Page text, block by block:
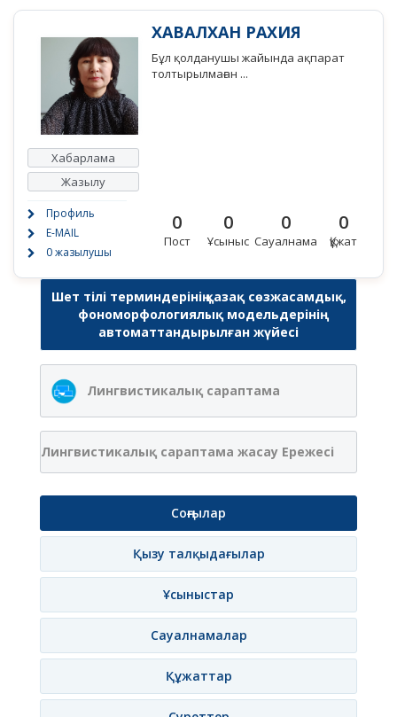
Хабарлама
Жазылу
Профиль
E-MAIL
0 жазылушы
ХАВАЛХАН РАХИЯ
Бұл қолданушы жайында ақпарат
толтырылмаған ...
0
Пост
0
Ұсыныс
0
Сауалнама
0
Құжат
Шет тілі терминдерінің қазақ сөзжасамдық,
фономорфологиялық модельдерінің
автоматтандырылған жүйесі
Лингвистикалық сараптама
Лингвистикалық сараптама жасау Ережесі
Соңғылар
Қызу талқыдағылар
Ұсыныстар
Сауалнамалар
Құжаттар